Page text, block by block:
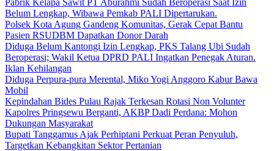
Pabrik Kelapa Sawit PT Aburahmi Sudah Beroperasi Saat Izin
Belum Lengkap, Wibawa Pemkab PALI Dipertarukan.
Polsek Kota Agung Gandeng Komunitas, Gerak Cepat Bantu
Pasien RSUDBM Dapatkan Donor Darah
Diduga Belum Kantongi Izin Lengkap, PKS Talang Ubi Sudah
Beroperasi; Wakil Ketua DPRD PALI Ingatkan Penegak Aturan.
Iklan Kehilangan
Diduga Perpura-pura Merental, Miko Yogi Anggoro Kabur Bawa
Mobil
Kepindahan Bides Pulau Rajak Terkesan Rotasi Non Volunter
Kapolres Pringsewu Berganti, AKBP Dadi Perdana: Mohon
Dukungan Masyarakat
Bupati Tanggamus Ajak Perhiptani Perkuat Peran Penyuluh,
Targetkan Kebangkitan Sektor Pertanian